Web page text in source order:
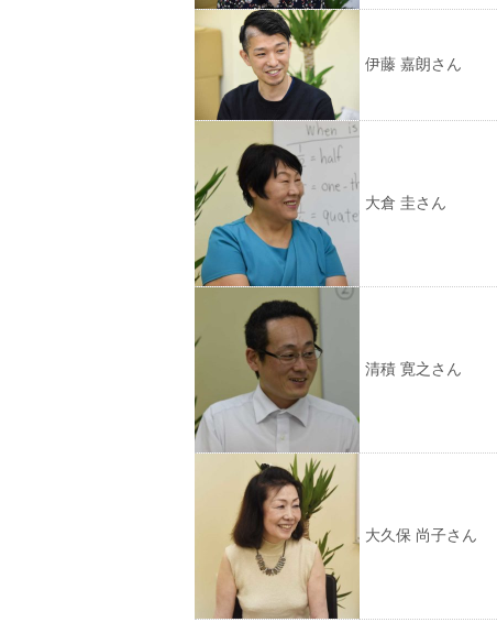
伊藤 嘉朗さん
大倉 圭さん
清積 寛之さん
大久保 尚子さん